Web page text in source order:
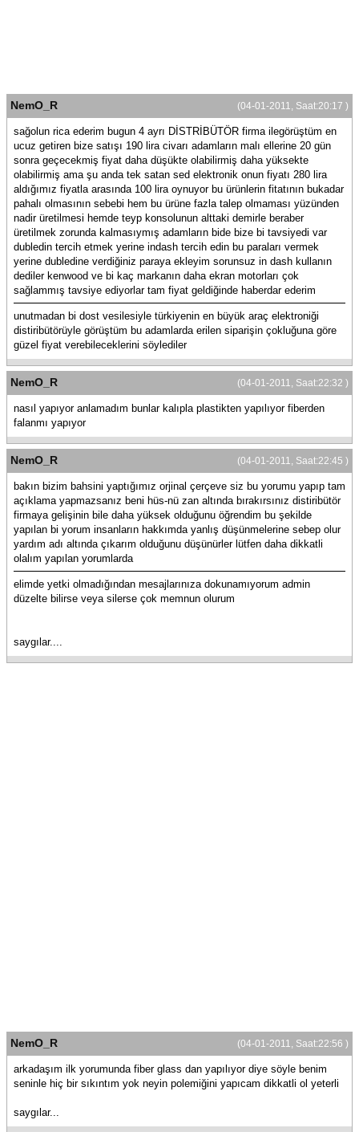
(04-01-2011, Saat:20:17 )
NemO_R
sağolun rica ederim bugun 4 ayrı DİSTRİBÜTÖR firma ilegörüştüm en
ucuz getiren bize satışı 190 lira civarı adamların malı ellerine 20 gün
sonra geçecekmiş fiyat daha düşükte olabilirmiş daha yüksekte
olabilirmiş ama şu anda tek satan sed elektronik onun fiyatı 280 lira
aldığımız fiyatla arasında 100 lira oynuyor bu ürünlerin fitatının bukadar
pahalı olmasının sebebi hem bu ürüne fazla talep olmaması yüzünden
nadir üretilmesi hemde teyp konsolunun alttaki demirle beraber
üretilmek zorunda kalmasıymış adamların bide bize bi tavsiyedi var
dubledin tercih etmek yerine indash tercih edin bu paraları vermek
yerine dubledine verdiğiniz paraya ekleyim sorunsuz in dash kullanın
dediler kenwood ve bi kaç markanın daha ekran motorları çok
sağlammış tavsiye ediyorlar tam fiyat geldiğinde haberdar ederim
unutmadan bi dost vesilesiyle türkiyenin en büyük araç elektroniği
distiribütörüyle görüştüm bu adamlarda erilen siparişin çokluğuna göre
güzel fiyat verebileceklerini söylediler
(04-01-2011, Saat:22:32 )
NemO_R
nasıl yapıyor anlamadım bunlar kalıpla plastikten yapılıyor fiberden
falanmı yapıyor
(04-01-2011, Saat:22:45 )
NemO_R
bakın bizim bahsini yaptığımız orjinal çerçeve siz bu yorumu yapıp tam
açıklama yapmazsanız beni hüs-nü zan altında bırakırsınız distiribütör
firmaya gelişinin bile daha yüksek olduğunu öğrendim bu şekilde
yapılan bi yorum insanların hakkımda yanlış düşünmelerine sebep olur
yardım adı altında çıkarım olduğunu düşünürler lütfen daha dikkatli
olalım yapılan yorumlarda
elimde yetki olmadığından mesajlarınıza dokunamıyorum admin
düzelte bilirse veya silerse çok memnun olurum
saygılar....
(04-01-2011, Saat:22:56 )
NemO_R
arkadaşım ilk yorumunda fiber glass dan yapılıyor diye söyle benim
seninle hiç bir sıkıntım yok neyin polemiğini yapıcam dikkatli ol yeterli
saygılar...